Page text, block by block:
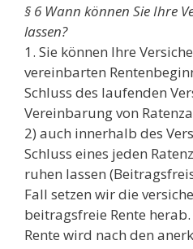
§ 6 Wann können Sie Ihre
lassen?
1. Sie können Ihre
vereinbarten
Schluss des laufenden
Vereinbarung von
2) auch innerhalb des
Schluss eines jeden
ruhen lassen
Fall setzen wir die
beitragsfreie Rente
Rente wird nach den